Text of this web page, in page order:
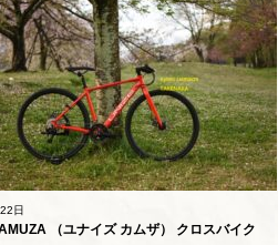
日
（ユナイズ カムザ） クロスバイク